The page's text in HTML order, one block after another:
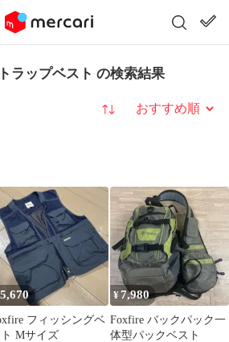
ラップベスト の検索結果
並び替え
5,670
フィッシングベ
Mサイズ
¥7,980
Foxfire バックパック一
体型パックベスト